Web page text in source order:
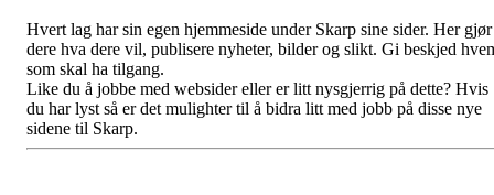
Hvert lag har sin egen hjemmeside under Skarp sine sider. Her gjør
dere hva dere vil, publisere nyheter, bilder og slikt. Gi beskjed
som skal ha tilgang.
Like du å jobbe med websider eller er litt nysgjerrig på dette? Hvis
du har lyst så er det mulighter til å bidra litt med jobb på disse nye
sidene til Skarp.